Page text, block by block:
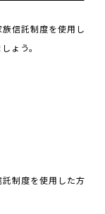
信託制度を使用し
ょう。
制度を使用した方